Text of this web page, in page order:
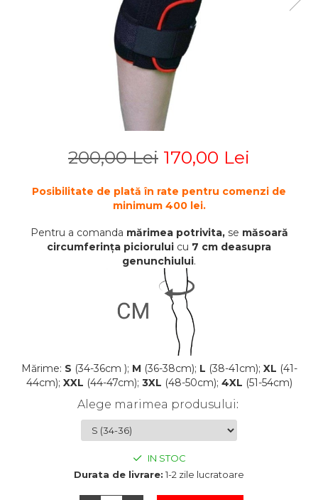
ORTEZE PENTRU MEMBRUL
ORTEZE PENTRU COLOANA
PROTEZA EXTERNA DE SAN
SUSTINATORI PLANTARI
PERSONALIZATI
SALTELE ANTIESCARE
SCAUNE DE TOALETA
STETOSCOAPE LITTMANN
200,00 Lei 170,00 Lei
Posibilitate de plată în rate pentru comenzi de
minimum 400 lei.
Pentru a comanda mărimea potrivita,se măsoară
circumferința piciorului cu 7 cm deasupra
genunchiului.
Mărime: S (34-36cm ); M (36-38cm); L (38-41cm); XL (41-
44cm); XXL (44-47cm); 3XL (48-50cm); 4XL (51-54cm)
Alege marimea produsului:
IN STOC
Durata de livrare: 1-2 zile lucratoare